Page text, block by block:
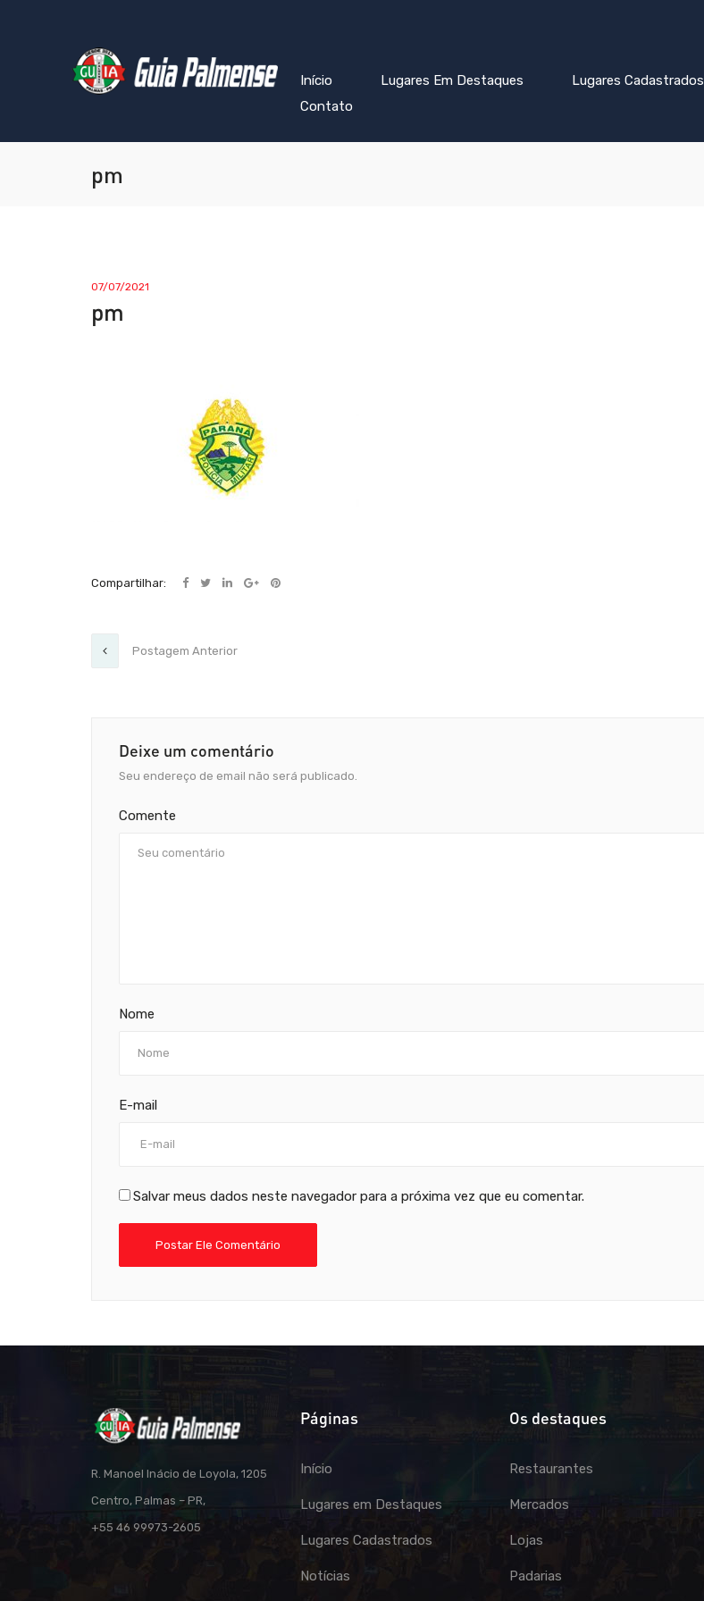
Início Lugares Em Destaques Lugares Cadastrados
Contato
pm
07/07/2021
pm
Compartilhar:
Postagem Anterior
Deixe um comentário
Seu endereço de email não será publicado.
Comente
Nome
E-mail
Salvar meus dados neste navegador para a próxima vez que eu comentar.
R. Manoel Inácio de Loyola, 1205
Centro, Palmas – PR,
+55 46 99973-2605
Páginas
Início
Lugares em Destaques
Lugares Cadastrados
Notícias
Os destaques
Restaurantes
Mercados
Lojas
Padarias